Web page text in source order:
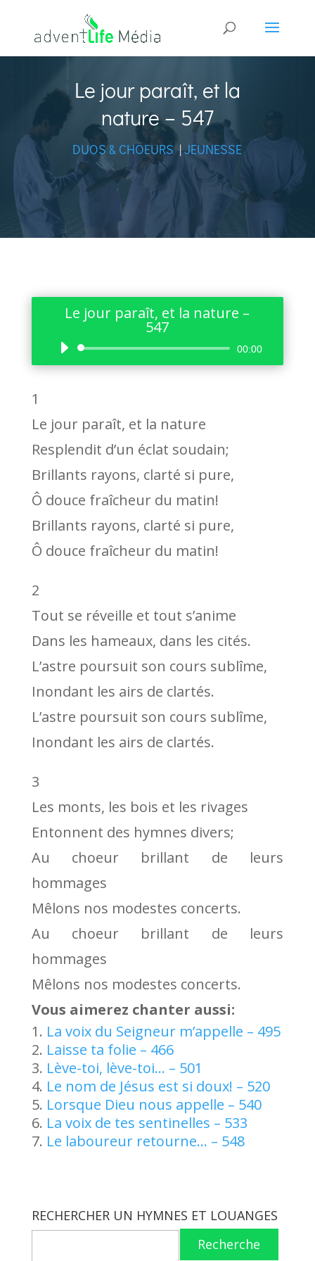
Le jour paraît, et la
nature – 547
DUOS & CHOEURS|JEUNESSE
Le jour paraît, et la nature –
547
Lecteur
audio
00:00
1
Le jour paraît, et la nature
Resplendit d’un éclat soudain;
Brillants rayons, clarté si pure,
Ô douce fraîcheur du matin!
Brillants rayons, clarté si pure,
Ô douce fraîcheur du matin!
2
Tout se réveille et tout s’anime
Dans les hameaux, dans les cités.
L’astre poursuit son cours sublîme,
Inondant les airs de clartés.
L’astre poursuit son cours sublîme,
Inondant les airs de clartés.
3
Les monts, les bois et les rivages
Entonnent des hymnes divers;
Au choeur brillant de leurs
hommages
Mêlons nos modestes concerts.
Au choeur brillant de leurs
hommages
Mêlons nos modestes concerts.
Vous aimerez chanter aussi:
La voix du Seigneur m’appelle – 495
Laisse ta folie – 466
Lève-toi, lève-toi… – 501
Le nom de Jésus est si doux! – 520
Lorsque Dieu nous appelle – 540
La voix de tes sentinelles – 533
Le laboureur retourne… – 548
RECHERCHER UN HYMNES ET LOUANGES
Recherche